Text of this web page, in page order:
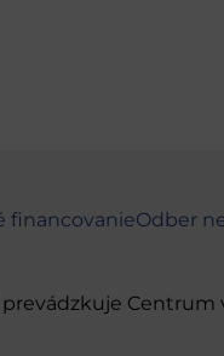
financovanieOdber
prevádzkuje